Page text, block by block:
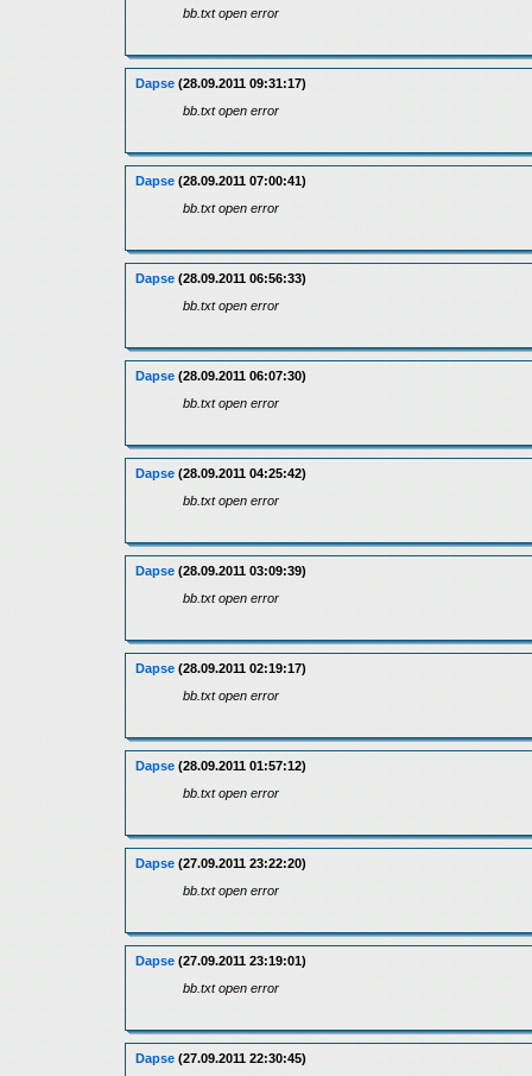
bb.txt open error
Dapse (28.09.2011 09:31:17)
bb.txt open error
Dapse (28.09.2011 07:00:41)
bb.txt open error
Dapse (28.09.2011 06:56:33)
bb.txt open error
Dapse (28.09.2011 06:07:30)
bb.txt open error
Dapse (28.09.2011 04:25:42)
bb.txt open error
Dapse (28.09.2011 03:09:39)
bb.txt open error
Dapse (28.09.2011 02:19:17)
bb.txt open error
Dapse (28.09.2011 01:57:12)
bb.txt open error
Dapse (27.09.2011 23:22:20)
bb.txt open error
Dapse (27.09.2011 23:19:01)
bb.txt open error
Dapse (27.09.2011 22:30:45)